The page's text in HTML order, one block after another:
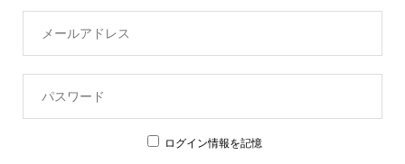
ログイン情報を記憶